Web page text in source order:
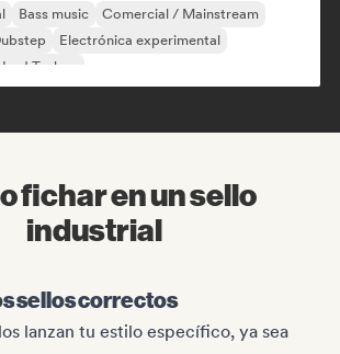
Bass music
Comercial / Mainstream
Electrónica experimental
Techno
fichar en un sello
industrial
sellos correctos
lanzan tu estilo específico, ya sea